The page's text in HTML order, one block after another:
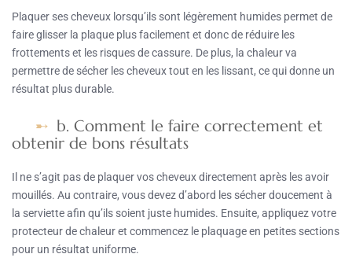
Plaquer ses cheveux lorsqu’ils sont légèrement humides permet de
faire glisser la plaque plus facilement et donc de réduire les
frottements et les risques de cassure. De plus, la chaleur va
permettre de sécher les cheveux tout en les lissant, ce qui donne un
résultat plus durable.
b. Comment le faire correctement et
obtenir de bons résultats
Il ne s’agit pas de plaquer vos cheveux directement après les avoir
mouillés. Au contraire, vous devez d’abord les sécher doucement à
la serviette afin qu’ils soient juste humides. Ensuite, appliquez votre
protecteur de chaleur et commencez le plaquage en petites sections
pour un résultat uniforme.